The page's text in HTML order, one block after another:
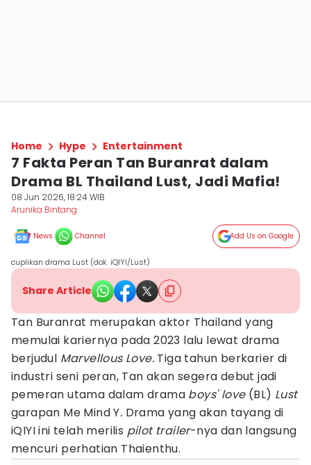
Home Hype Entertainment
7 Fakta Peran Tan Buranrat dalam
Drama BL Thailand Lust, Jadi Mafia!
08 Jun 2026, 18:24 WIB
Arunika Bintang
News Channel Add Us on Google
cuplikan drama Lust (dok. iQIYI/Lust)
Share Article
Tan Buranrat merupakan aktor Thailand yang
memulai kariernya pada 2023 lalu lewat drama
berjudul Marvellous Love. Tiga tahun berkarier di
industri seni peran, Tan akan segera debut jadi
pemeran utama dalam drama boys' love (BL) Lust
garapan Me Mind Y. Drama yang akan tayang di
iQIYI ini telah merilis pilot trailer-nya dan langsung
mencuri perhatian Thaienthu.